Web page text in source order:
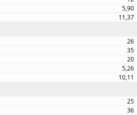
5,90
11,37
26
35
20
5,26
10,11
25
36